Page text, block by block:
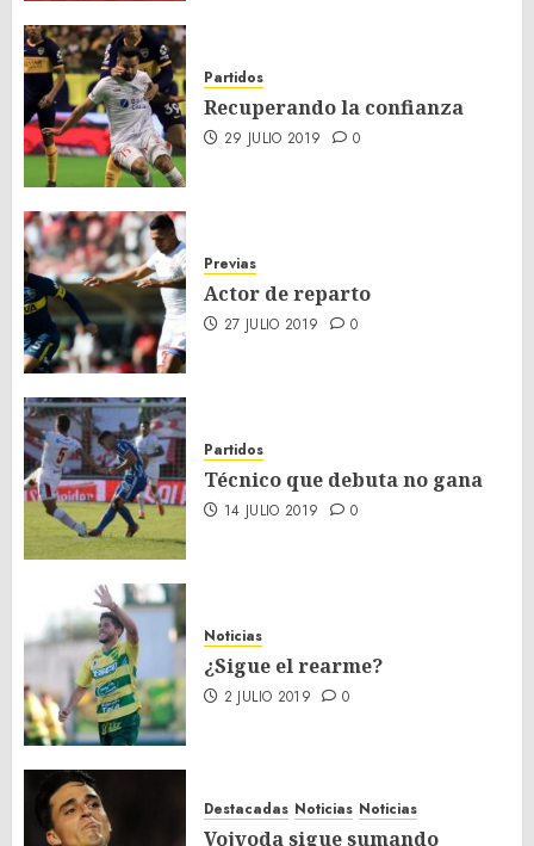
Partidos
Recuperando la confianza
29 JULIO 2019 0
Previas
Actor de reparto
27 JULIO 2019 0
Partidos
Técnico que debuta no gana
14 JULIO 2019 0
Noticias
¿Sigue el rearme?
2 JULIO 2019 0
Destacadas Noticias Noticias
Vojvoda sigue sumando